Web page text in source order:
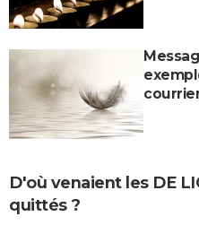
D'où venaient les DE
quittés ?